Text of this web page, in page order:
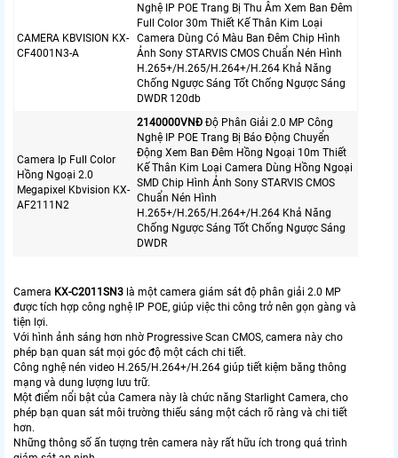
CAMERA KBVISION KX-
CF4001N3-A
Nghệ IP POE Trang Bị Thu Âm Xem Ban Đêm
Full Color 30m Thiết Kế Thân Kim Loại
Camera Dùng Có Màu Ban Đêm Chip Hình
Ảnh Sony STARVIS CMOS Chuẩn Nén Hình
H.265+/H.265/H.264+/H.264 Khả Năng
Chống Ngược Sáng Tốt Chống Ngược Sáng
DWDR 120db
Camera Ip Full Color
Hồng Ngoại 2.0
Megapixel Kbvision KX-
AF2111N2
2140000VNÐ Độ Phân Giải 2.0 MP Công
Nghệ IP POE Trang Bị Báo Động Chuyển
Động Xem Ban Đêm Hồng Ngoại 10m Thiết
Kế Thân Kim Loại Camera Dùng Hồng Ngoại
SMD Chip Hình Ảnh Sony STARVIS CMOS
Chuẩn Nén Hình
H.265+/H.265/H.264+/H.264 Khả Năng
Chống Ngược Sáng Tốt Chống Ngược Sáng
DWDR
Camera KX-C2011SN3 là một camera giám sát độ phân giải 2.0 MP
được tích hợp công nghệ IP POE, giúp việc thi công trở nên gọn gàng và
tiện lợi.
Với hình ảnh sáng hơn nhờ Progressive Scan CMOS, camera này cho
phép bạn quan sát mọi góc độ một cách chi tiết.
Công nghệ nén video H.265/H.264+/H.264 giúp tiết kiệm băng thông
mạng và dung lượng lưu trữ.
Một điểm nổi bật của Camera này là chức năng Starlight Camera, cho
phép bạn quan sát môi trường thiếu sáng một cách rõ ràng và chi tiết
hơn.
Những thông số ấn tượng trên camera này rất hữu ích trong quá trình